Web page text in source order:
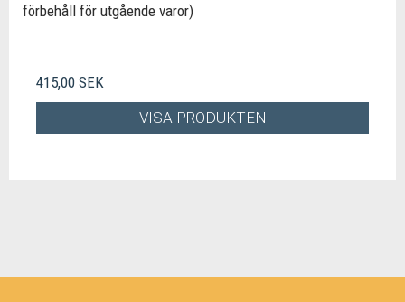
förbehåll för utgående varor)
415,00 SEK
VISA PRODUKTEN